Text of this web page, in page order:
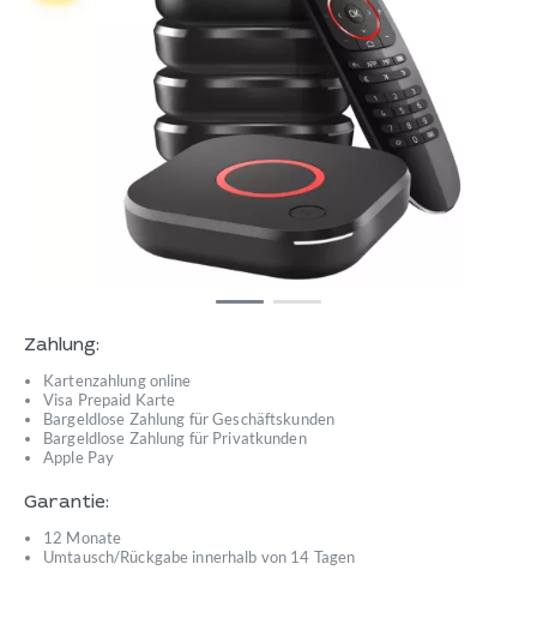
Zahlung:
Kartenzahlung online
Visa Prepaid Karte
Bargeldlose Zahlung für Geschäftskunden
Bargeldlose Zahlung für Privatkunden
Apple Pay
Garantie:
12 Monate
Umtausch/Rückgabe innerhalb von 14 Tagen